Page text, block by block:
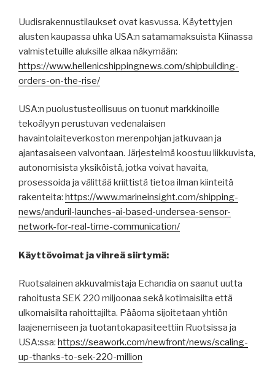
Uudisrakennustilaukset ovat kasvussa. Käytettyjen
alusten kaupassa uhka USA:n satamamaksuista Kiinassa
valmistetuille aluksille alkaa näkymään:
https://www.hellenicshippingnews.com/shipbuilding-
orders-on-the-rise/
USA:n puolustusteollisuus on tuonut markkinoille
tekoälyyn perustuvan vedenalaisen
havaintolaiteverkoston merenpohjan jatkuvaan ja
ajantasaiseen valvontaan. Järjestelmä koostuu liikkuvista,
autonomisista yksiköistä, jotka voivat havaita,
prosessoida ja välittää kriittistä tietoa ilman kiinteitä
rakenteita: https://www.marineinsight.com/shipping-
news/anduril-launches-ai-based-undersea-sensor-
network-for-real-time-communication/
Käyttövoimat ja vihreä siirtymä:
Ruotsalainen akkuvalmistaja Echandia on saanut uutta
rahoitusta SEK 220 miljoonaa sekä kotimaisilta että
ulkomaisilta rahoittajilta. Pääoma sijoitetaan yhtiön
laajenemiseen ja tuotantokapasiteettiin Ruotsissa ja
USA:ssa: https://seawork.com/newfront/news/scaling-
up-thanks-to-sek-220-million